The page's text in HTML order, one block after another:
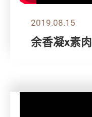
2019.08.15
余香凝x素